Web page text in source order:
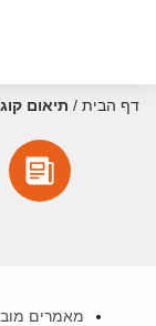
דף הבית / תיאום
מאמרים